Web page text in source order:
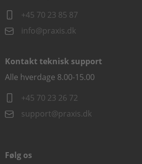
+45 70 23 85 87
info@praxis.dk
Kontakt teknisk support
Alle hverdage 8.00-15.00
+45 70 23 26 72
support@praxis.dk
Følg os